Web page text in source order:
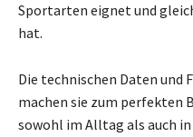
Sportarten eignet und
hat.
Die technischen Daten und
machen sie zum perfekten
sowohl im Alltag als auch